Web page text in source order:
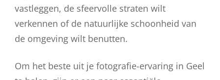
vastleggen, de sfeervolle straten wilt
verkennen of de natuurlijke schoonheid van
de omgeving wilt benutten.
Om het beste uit je fotografie-ervaring in Geel